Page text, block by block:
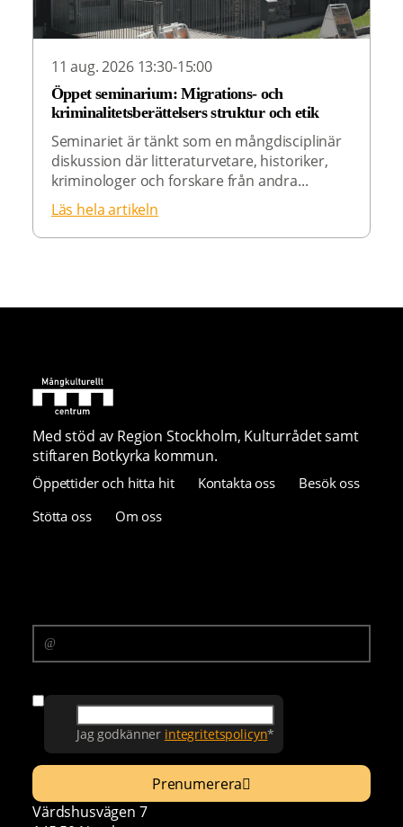
11 aug. 2026 13:30-15:00
Öppet seminarium: Migrations- och
kriminalitetsberättelsers struktur och etik
Seminariet är tänkt som en mångdisciplinär
diskussion där litteraturvetare, historiker,
kriminologer och forskare från andra...
Läs hela artikeln
Med stöd av Region Stockholm, Kulturrådet samt
stiftaren Botkyrka kommun.
Öppettider och hitta hit Kontakta oss
Besök oss
Stötta oss
Om oss
Jag godkänner integritetspolicyn*
Prenumerera
Värdshusvägen 7